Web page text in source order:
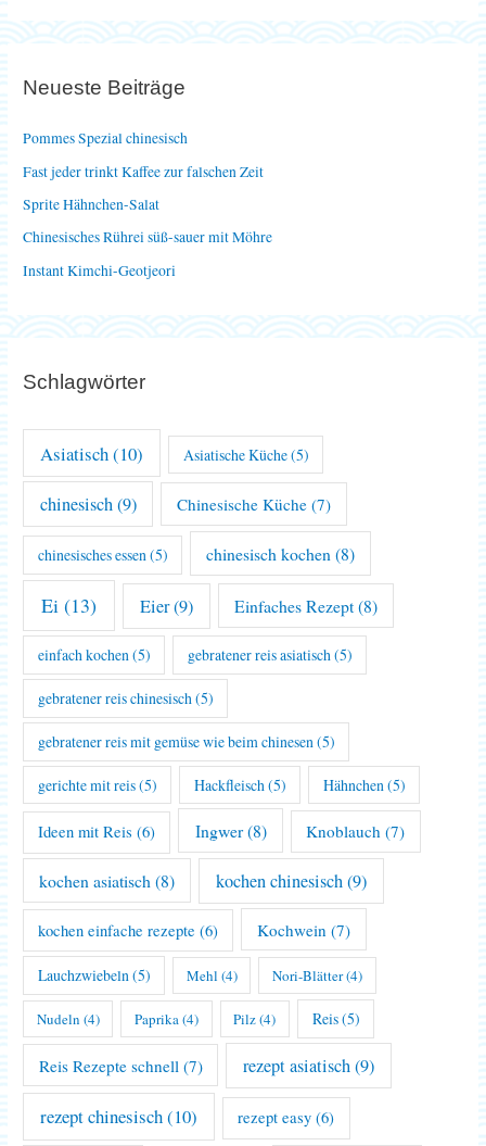
n
c
h
:
Neueste Beiträge
Pommes Spezial chinesisch
Fast jeder trinkt Kaffee zur falschen Zeit
Sprite Hähnchen-Salat
Chinesisches Rührei süß-sauer mit Möhre
Instant Kimchi-Geotjeori
Schlagwörter
Asiatisch(10) Asiatische Küche(5)
chinesisch(9) Chinesische Küche (7)
chinesisches essen(5) chinesisch kochen (8)
Ei (13) Eier(9) Einfaches Rezept(8)
einfach kochen(5) gebratener reis asiatisch(5)
gebratener reis chinesisch (5)
gebratener reis mit gemüse wie beim chinesen (5)
gerichte mit reis(5) Hackfleisch (5) Hähnchen (5)
Ideen mit Reis (6) Ingwer(8) Knoblauch (7)
kochen asiatisch (8) kochen chinesisch(9)
kochen einfache rezepte (6) Kochwein (7)
Lauchzwiebeln(5) Mehl (4) Nori-Blätter(4)
Nudeln (4) Paprika(4) Pilz(4) Reis(5)
Reis Rezepte schnell (7) rezept asiatisch(9)
rezept chinesisch(10) rezept easy (6)